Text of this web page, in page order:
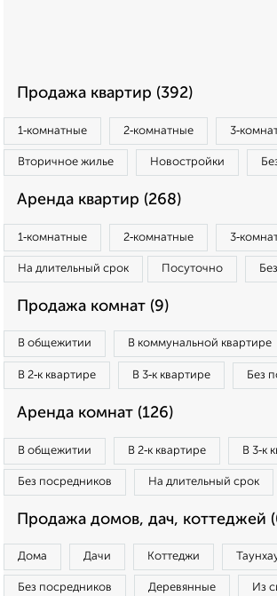
Продажа квартир (392)
1‑комнатные 2‑комнатные
Вторичное жилье Новостройки
Аренда квартир (268)
1‑комнатные 2‑комнатные
На длительный срок Посуточно
Продажа комнат (9)
В общежитии В коммунальной квартире
В 2‑к квартире В 3‑к квартире Без
Аренда комнат (126)
В общежитии В 2‑к квартире В 3‑к
Без посредников На длительный срок
Продажа домов, дач, коттеджей
Дома Дачи Коттеджи
Без посредников Деревянные Из